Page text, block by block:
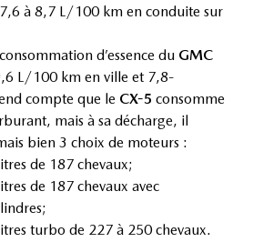
à 8,7 L/100 km en conduite sur
d’essence du GMC
L/100 km en ville et 7,8-
compte que le CX-5 consomme
mais à sa décharge, il
bien 3 choix de moteurs :
de 187 chevaux;
de 187 chevaux avec
turbo de 227 à 250 chevaux.